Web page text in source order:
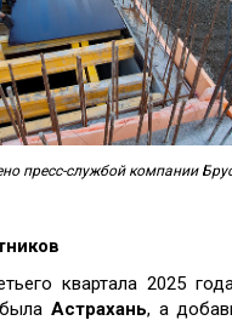
пресс-службой компании
квартала 2025
Астрахань, а